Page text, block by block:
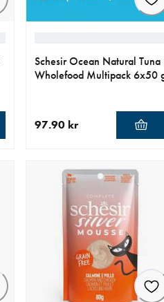
Schesir Ocean Natural Tuna
Wholefood Multipack 6x50
97.90 kr